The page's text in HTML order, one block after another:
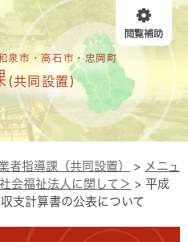
ばして本文へ
泉市・高石市・忠岡町
(共同設置)
者指導課（共同設置） > メニュ
会福祉法人に関して＞ > 平成
支計算書の公表について